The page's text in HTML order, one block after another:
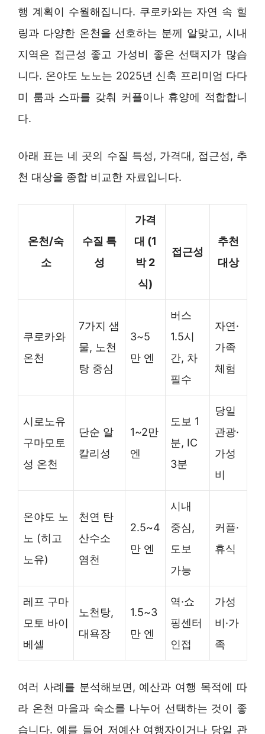
행 계획이 수월해집니다. 쿠로카와는 자연 속 힐
링과 다양한 온천을 선호하는 분께 알맞고, 시내
지역은 접근성 좋고 가성비 좋은 선택지가 많습
니다. 온야도 노노는 2025년 신축 프리미엄 다다
미 룸과 스파를 갖춰 커플이나 휴양에 적합합니
다.
아래 표는 네 곳의 수질 특성, 가격대, 접근성, 추
천 대상을 종합 비교한 자료입니다.
온천/숙
소
수질 특
성
가격
대 (1
박 2
식)
접근성
추천
대상
쿠로카와
온천
7가지 샘
물, 노천
탕 중심
3~5
만 엔
버스
1.5시
간, 차
필수
자연·
가족
체험
시로노유
구마모토
성 온천
단순 알
칼리성
1~2만
엔
도보 1
분, IC
3분
당일
관광·
가성
비
온야도 노
노 (히고
노유)
천연 탄
산수소
염천
2.5~4
만 엔
시내
중심,
도보
가능
커플·
휴식
레프 구마
모토 바이
베셀
노천탕,
대욕장
1.5~3
만 엔
역·쇼
핑센터
인접
가성
비·가
족
여러 사례를 분석해보면, 예산과 여행 목적에 따
라 온천 마을과 숙소를 나누어 선택하는 것이 좋
습니다. 예를 들어 저예산 여행자이거나 당일 관